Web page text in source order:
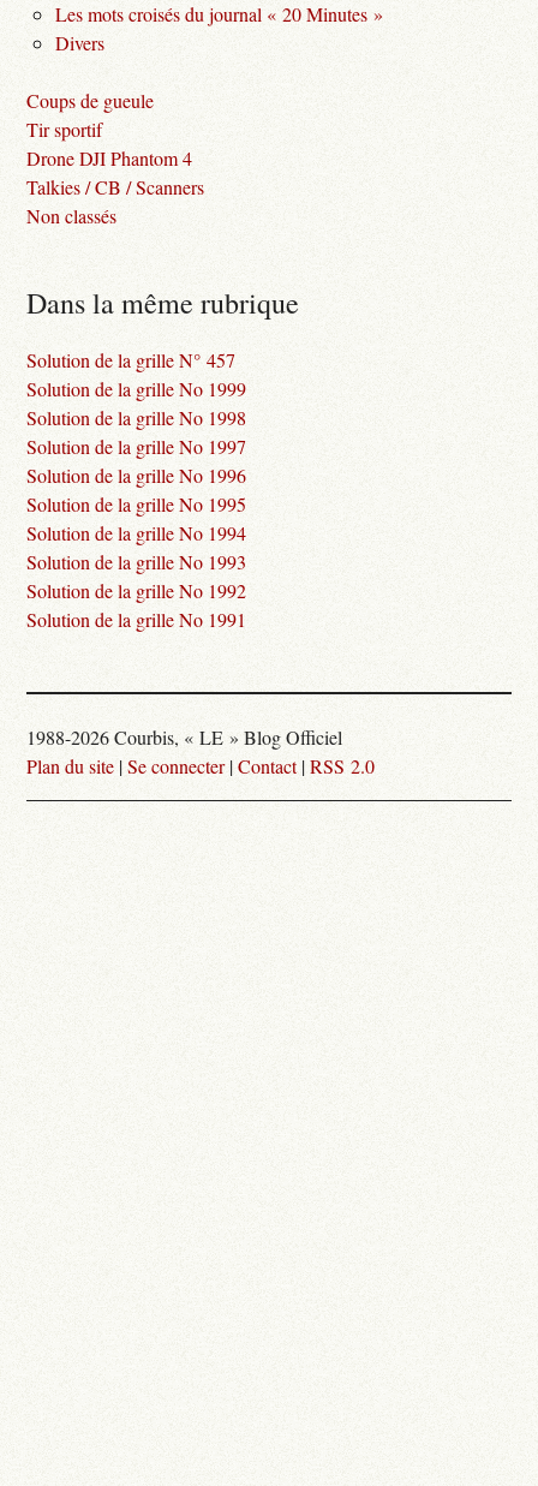
Les mots croisés du journal « 20 Minutes »
Divers
Coups de gueule
Tir sportif
Drone DJI Phantom 4
Talkies / CB / Scanners
Non classés
Dans la même rubrique
Solution de la grille N° 457
Solution de la grille No 1999
Solution de la grille No 1998
Solution de la grille No 1997
Solution de la grille No 1996
Solution de la grille No 1995
Solution de la grille No 1994
Solution de la grille No 1993
Solution de la grille No 1992
Solution de la grille No 1991
1988-2026 Courbis, « LE » Blog Officiel
Plan du site |Se connecter|Contact|RSS 2.0